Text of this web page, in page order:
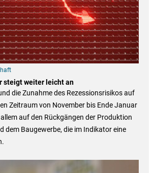
steigt weiter leicht an
die Zunahme des Rezessionsrisikos auf
Zeitraum von November bis Ende Januar
auf den Rückgängen der Produktion
dem Baugewerbe, die im Indikator eine